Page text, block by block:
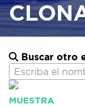
Buscar otro
Escriba el
MUESTRA